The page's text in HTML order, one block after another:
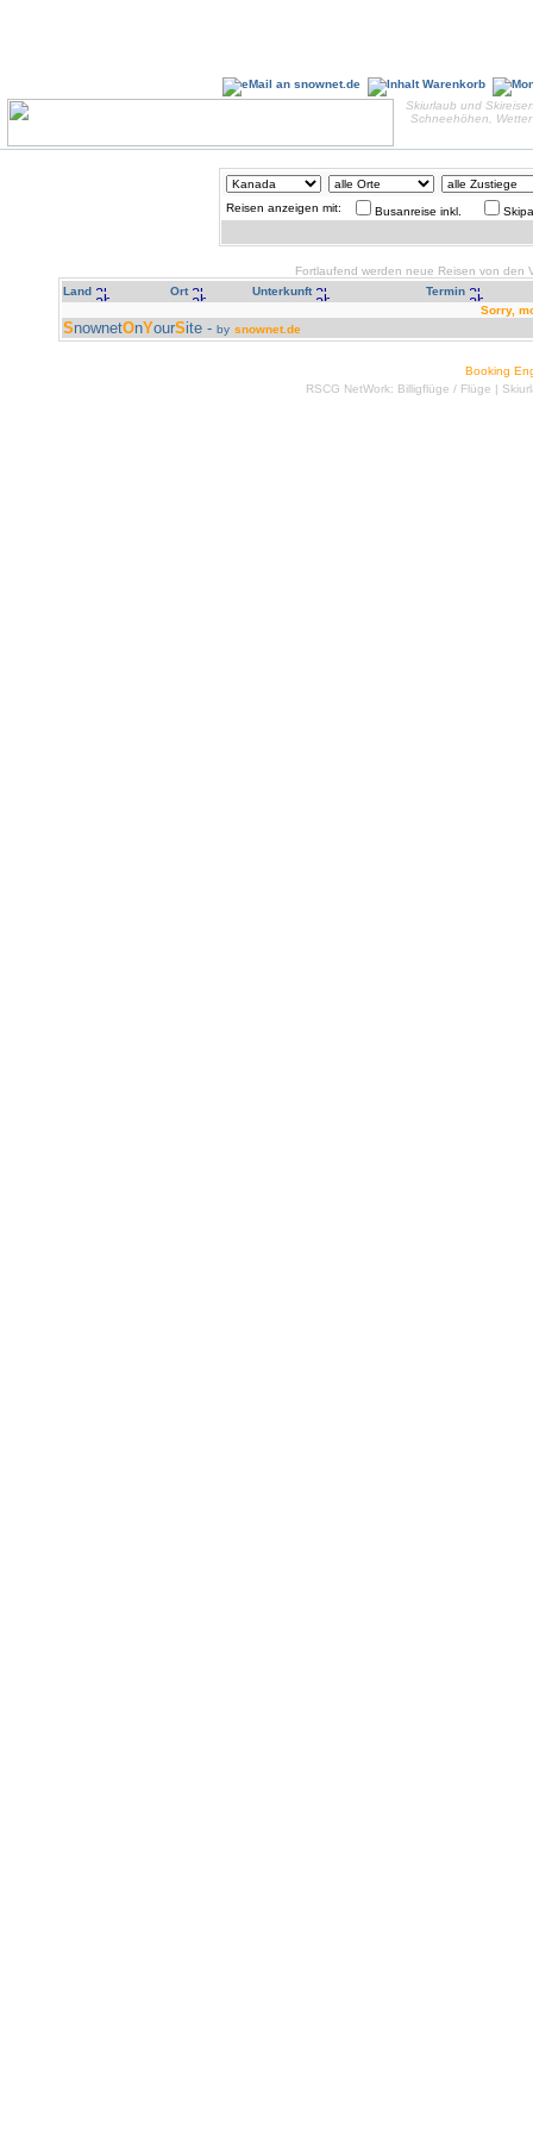
Skiurlaub und
Schneehöhen,
Reisen anzeigen mit: Busanreise inkl.
Fortlaufend werden neue Reisen von den
Land
Ort Unterkunft
Termin
Sorry,
SnownetOnYourSite - by snownet.de
Booking
RSCG NetWork: Billigflüge / Flüge |